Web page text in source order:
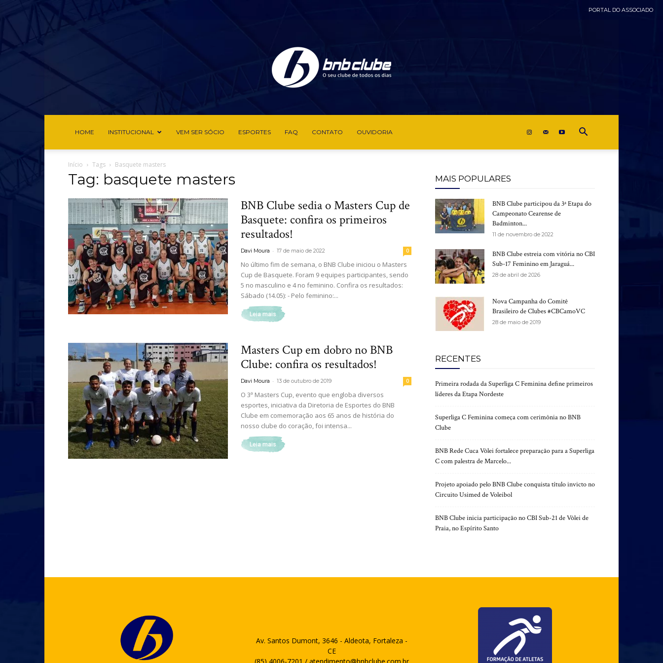
PORTAL DO ASSOCIADO
Clube
de
HOME INSTITUCIONAL VEM SER SÓCIO ESPORTES FAQ CONTATO OUVIDORIA
Início Tags Basquete masters
Tag: basquete masters
BNB Clube sedia o Masters Cup de
Basquete: confira os primeiros
resultados!
Davi Moura - 17 de maio de 2022 0
No último fim de semana, o BNB Clube iniciou o Masters
Cup de Basquete. Foram 9 equipes participantes, sendo
5 no masculino e 4 no feminino. Confira os resultados:
Sábado (14.05): - Pelo feminino:...
Leia mais
Masters Cup em dobro no BNB
Clube: confira os resultados!
Davi Moura - 13 de outubro de 2019 0
O 3ª Masters Cup, evento que engloba diversos
esportes, iniciativa da Diretoria de Esportes do BNB
Clube em comemoração aos 65 anos de história do
nosso clube do coração, foi intensa...
Leia mais
MAIS POPULARES
BNB Clube participou da 3ª Etapa do
Campeonato Cearense de
Badminton...
11 de novembro de 2022
BNB Clube estreia com vitória no CBI
Sub-17 Feminino em Jaraguá...
28 de abril de 2026
Nova Campanha do Comitê
Brasileiro de Clubes #CBCamoVC
28 de maio de 2019
RECENTES
Primeira rodada da Superliga C Feminina define primeiros
líderes da Etapa Nordeste
Superliga C Feminina começa com cerimônia no BNB
Clube
BNB Rede Cuca Vôlei fortalece preparação para a Superliga
C com palestra de Marcelo...
Projeto apoiado pelo BNB Clube conquista título invicto no
Circuito Usimed de Voleibol
BNB Clube inicia participação no CBI Sub-21 de Vôlei de
Praia, no Espírito Santo
Av. Santos Dumont, 3646 - Aldeota, Fortaleza -
CE